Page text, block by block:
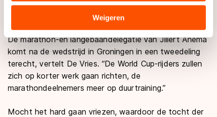
verstrekt of die zij hebben verzameld via hun services.
Sommige partners kunnen gegevens doorgeven aan
landen buiten de EU, zoals de VS, waar mogelijk geen
adequaat beschermingsniveau geldt volgens de GDPR.
Door op ‘Toestaan’ te klikken, stemt u in met deze
overdracht. Meer informatie vindt u in onscookiebeleid.
Weigeren
mij nooit meer lukken, maar de sport is mondiaal groter
en de drang zit hem nu vooral in de uitdaging.”
De marathon-en langebaandelegatie van Jillert Anema
komt na de wedstrijd in Groningen in een tweedeling
terecht, vertelt De Vries. “De World Cup-rijders zullen
zich op korter werk gaan richten, de
marathondeelnemers meer op duurtraining.”
Mocht het hard gaan vriezen, waardoor de tocht der